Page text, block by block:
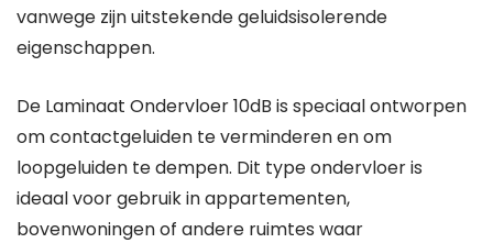
vanwege zijn uitstekende geluidsisolerende
eigenschappen.
De Laminaat Ondervloer 10dB is speciaal ontworpen
om contactgeluiden te verminderen en om
loopgeluiden te dempen. Dit type ondervloer is
ideaal voor gebruik in appartementen,
bovenwoningen of andere ruimtes waar